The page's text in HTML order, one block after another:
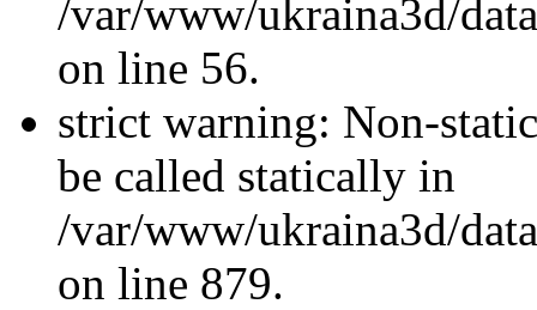
/var/www/ukraina3d/
on line 56.
strict warning: Non-
be called statically in
/var/www/ukraina3d/
on line 879.